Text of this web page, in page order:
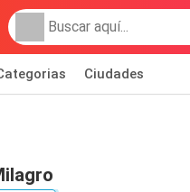
Ciudades